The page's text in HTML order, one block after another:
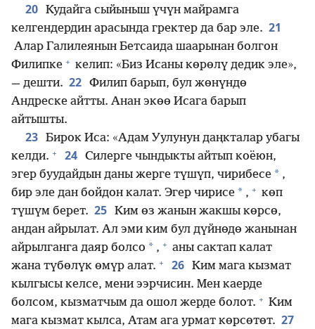
20 Кудайга сыйыныш үчүн майрамга
келгендердин арасында гректер да бар эле. 21
Алар Галилеянын Бетсаида шаарынан болгон
Филипке + келип: «Биз Исаны көрөлү дедик эле»,
— дешти. 22 Филип барып, бул жөнүндө
Андреске айтты. Анан экөө Исага барып
айтышты.
23 Бирок Иса: «Адам Уулунун даңкталар убагы
келди. + 24 Силерге чындыкты айтып коёюн,
эгер буудайдын даны жерге түшүп, чирибесе * ,
бир эле дан бойдон калат. Эгер чирисе * , + көп
түшүм берет. 25 Ким өз жанын жакшы көрсө,
андан айрылат. Ал эми ким бул дүйнөдө жанынан
айрылганга даяр болсо * , + аны сактап калат
жана түбөлүк өмүр алат. + 26 Ким мага кызмат
кылгысы келсе, мени ээрчисин. Мен каерде
болсом, кызматчым да ошол жерде болот. + Ким
мага кызмат кылса, Атам ага урмат көрсөтөт. 27